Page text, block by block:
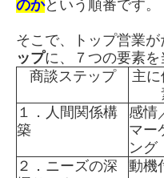
のかという順番です。
そこで、トップ営業が
ップに、７つの要素を
商談ステップ
主
１．人間関係構
築
感情
マー
ング
２．ニーズの深
動機